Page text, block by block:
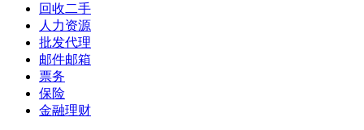
回收二手
人力资源
批发代理
邮件邮箱
票务
保险
金融理财